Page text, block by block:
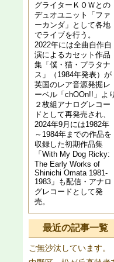
グライターＫＯＷとの
デュオユニット「ファ
ーカンダ」として各地
でライブを行う。
2022年には全曲自作自
演によるカセット作品
集「僕・猫・プラタナ
ス」（1984年発表）が
英国のレア音源発掘レ
ーベル「chOOn!!」よ
２枚組アナログレコー
ドとして再発売され、
2024年9月には1982年
～1984年までの作品を
収録した初期作品集
「With My Dog Ricky:
The Early Works of
Shinichi Omata 1981​-​
1983」も配信・アナロ
グレコードとして発
売。
最近の記事一覧
ご無沙汰しています。